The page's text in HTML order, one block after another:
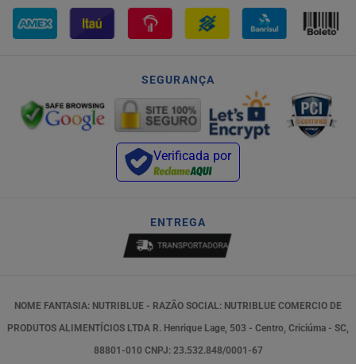
SEGURANÇA
Verificada por
ENTREGA
NOME FANTASIA: NUTRIBLUE - RAZÃO SOCIAL: NUTRIBLUE COMERCIO DE
PRODUTOS ALIMENTÍCIOS LTDA R. Henrique Lage, 503 - Centro, Criciúma - SC,
88801-010 CNPJ: 23.532.848/0001-67